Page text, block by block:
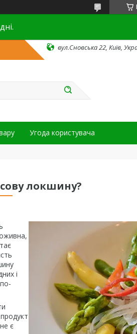
вул.Сновська 22, Київ,
Угода користувача
локшину?
і
є